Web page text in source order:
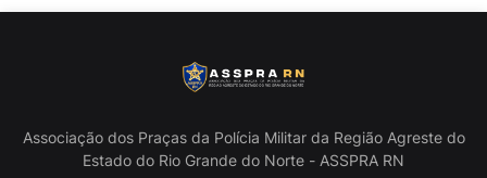
Associação dos Praças da Polícia Militar da Região Agreste do
Estado do Rio Grande do Norte - ASSPRA RN